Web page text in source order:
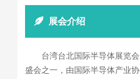
展会介绍
台湾台北国际半导体展览
盛会之一，由国际半导体产业